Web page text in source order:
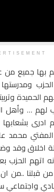
بها جميع
الحميدة
لهم … وأهل
ادرى
محمد
اخلاق وقد
اتهم الحزب
قبلنا ..من
واجتماعي